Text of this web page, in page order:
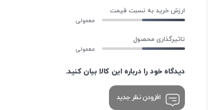
ارزش خرید به نسبت قیمت
معمولی
تاثیرگذاری محصول
معمولی
دیدگاه خود را درباره این کالا بیان کنید.
افزودن نظر جدید